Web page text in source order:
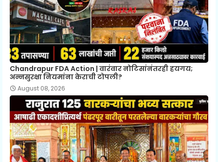
Chandrapur FDA Action | वारंवार नोटिसांनंतरही हयगय;
अन्नसुरक्षा नियमांना केराची टोपली?
August 08, 2026